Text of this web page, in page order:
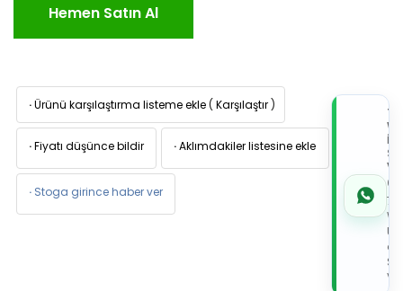
Hemen Satın Al
·Ürünü karşılaştırma listeme ekle ( Karşılaştır )
·Fiyatı düşünce bildir ·Aklımdakiler listesine ekle
· Stoga girince haber ver
İLE
de